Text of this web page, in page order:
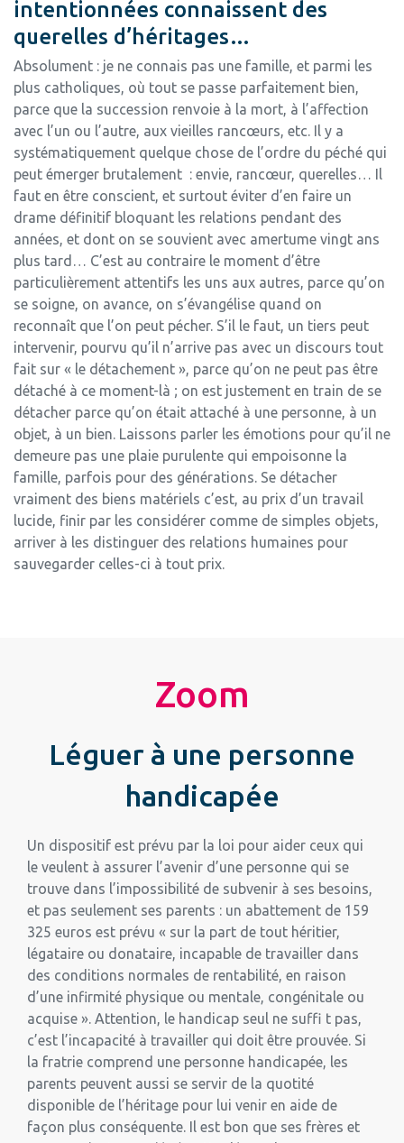
intentionnées connaissent des
querelles d’héritages…
Absolument : je ne connais pas une famille, et parmi les
plus catholiques, où tout se passe parfaitement bien,
parce que la succession renvoie à la mort, à l’affection
avec l’un ou l’autre, aux vieilles rancœurs, etc. Il y a
systématiquement quelque chose de l’ordre du péché qui
peut émerger brutalement : envie, rancœur, querelles… Il
faut en être conscient, et surtout éviter d’en faire un
drame définitif bloquant les relations pendant des
années, et dont on se souvient avec amertume vingt ans
plus tard… C’est au contraire le moment d’être
particulièrement attentifs les uns aux autres, parce qu’on
se soigne, on avance, on s’évangélise quand on
reconnaît que l’on peut pécher. S’il le faut, un tiers peut
intervenir, pourvu qu’il n’arrive pas avec un discours tout
fait sur « le détachement », parce qu’on ne peut pas être
détaché à ce moment-là ; on est justement en train de se
détacher parce qu’on était attaché à une personne, à un
objet, à un bien. Laissons parler les émotions pour qu’il ne
demeure pas une plaie purulente qui empoisonne la
famille, parfois pour des générations. Se détacher
vraiment des biens matériels c’est, au prix d’un travail
lucide, finir par les considérer comme de simples objets,
arriver à les distinguer des relations humaines pour
sauvegarder celles-ci à tout prix.
Zoom
Léguer à une personne
handicapée
Un dispositif est prévu par la loi pour aider ceux qui
le veulent à assurer l’avenir d’une personne qui se
trouve dans l’impossibilité de subvenir à ses besoins,
et pas seulement ses parents : un abattement de 159
325 euros est prévu « sur la part de tout héritier,
légataire ou donataire, incapable de travailler dans
des conditions normales de rentabilité, en raison
d’une infirmité physique ou mentale, congénitale ou
acquise ». Attention, le handicap seul ne suffi t pas,
c’est l’incapacité à travailler qui doit être prouvée. Si
la fratrie comprend une personne handicapée, les
parents peuvent aussi se servir de la quotité
disponible de l’héritage pour lui venir en aide de
façon plus conséquente. Il est bon que ses frères et